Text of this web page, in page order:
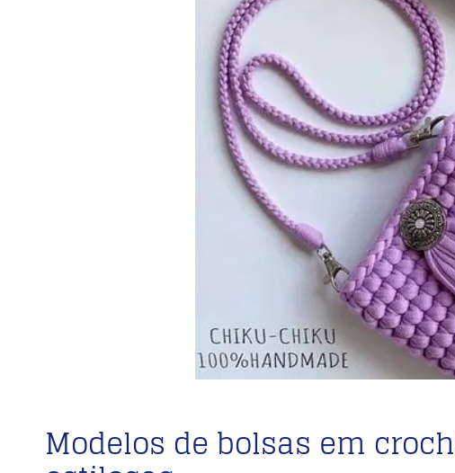
Modelos de bolsas em